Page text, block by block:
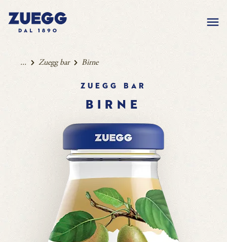
... Zuegg bar Birne
Zuegg bar
BIRNE